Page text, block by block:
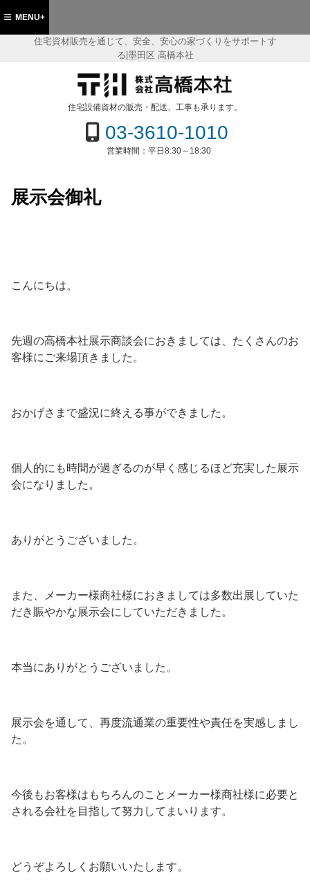
住宅資材販売を通じて、安全、安心の家づくりをサポートす
る|墨田区 高橋本社
墨田区 住宅資材販売の(株)高橋本社
住宅設備資材の販売・配送、工事も承ります。
03-3610-1010
営業時間： 平日8:30～18:30
MENU+
展示会御礼
こんにちは。
先週の高橋本社展示商談会におきましては、たくさんのお
客様にご来場頂きました。
おかげさまで盛況に終える事ができました。
個人的にも時間が過ぎるのが早く感じるほど充実した展示
会になりました。
ありがとうございました。
また、メーカー様商社様におきましては多数出展していた
だき賑やかな展示会にしていただきました。
本当にありがとうございました。
展示会を通して、再度流通業の重要性や責任を実感しまし
た。
今後もお客様はもちろんのことメーカー様商社様に必要と
される会社を目指して努力してまいります。
どうぞよろしくお願いいたします。